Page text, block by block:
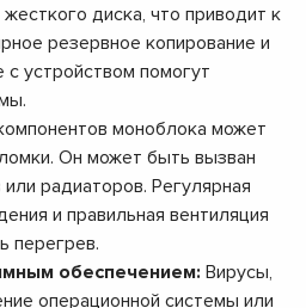
диска, что приводит к
резервное копирование и
устройством помогут
моноблока может
Он может быть вызван
радиаторов. Регулярная
и правильная вентиляция
перегрев.
обеспечением: Вирусы,
операционной системы или